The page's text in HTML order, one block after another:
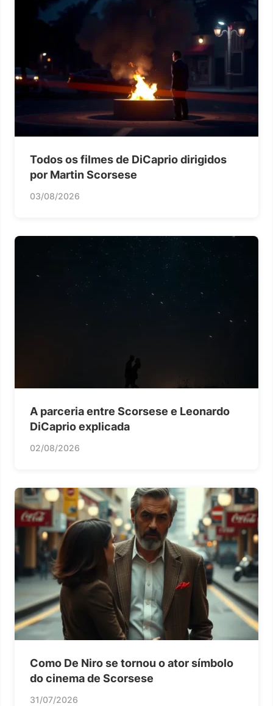
Todos os filmes de DiCaprio dirigidos
por Martin Scorsese
03/08/2026
A parceria entre Scorsese e Leonardo
DiCaprio explicada
02/08/2026
Como De Niro se tornou o ator símbolo
do cinema de Scorsese
31/07/2026